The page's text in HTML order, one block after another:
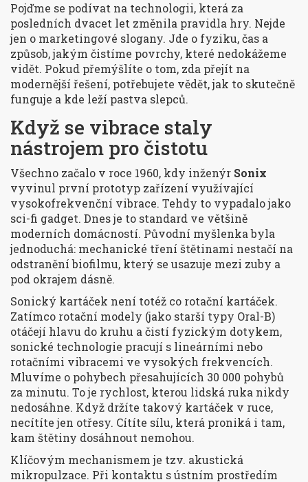
Pojďme se podívat na technologii, která za
posledních dvacet let změnila pravidla hry. Nejde
jen o marketingové slogany. Jde o fyziku, čas a
způsob, jakým čistíme povrchy, které nedokážeme
vidět. Pokud přemýšlíte o tom, zda přejít na
modernější řešení, potřebujete vědět, jak to skutečně
funguje a kde leží pastva slepců.
Když se vibrace staly
nástrojem pro čistotu
Všechno začalo v roce 1960, kdy inženýr Sonix
vyvinul první prototyp zařízení využívající
vysokofrekvenční vibrace. Tehdy to vypadalo jako
sci-fi gadget. Dnes je to standard ve většině
moderních domácností. Původní myšlenka byla
jednoduchá: mechanické tření štětinami nestačí na
odstranění biofilmu, který se usazuje mezi zuby a
pod okrajem dásně.
Sonický kartáček není totéž co rotační kartáček.
Zatímco rotační modely (jako starší typy Oral-B)
otáčejí hlavu do kruhu a čistí fyzickým dotykem,
sonické technologie pracují s lineárními nebo
rotačními vibracemi ve vysokých frekvencích.
Mluvíme o pohybech přesahujících 30 000 pohybů
za minutu. To je rychlost, kterou lidská ruka nikdy
nedosáhne. Když držíte takový kartáček v ruce,
necítíte jen otřesy. Cítíte sílu, která proniká i tam,
kam štětiny dosáhnout nemohou.
Klíčovým mechanismem je tzv. akustická
mikropulzace. Při kontaktu s ústním prostředím